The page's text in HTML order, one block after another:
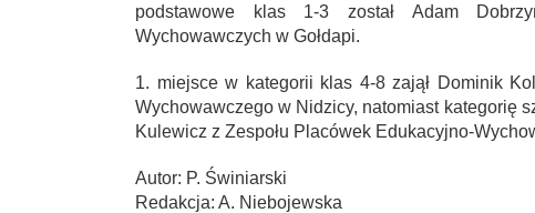
podstawowe klas 1-3 został Adam
Wychowawczych w Gołdapi.
1. miejsce w kategorii klas 4-8 zajął Dominik
Wychowawczego w Nidzicy, natomiast kategorię
Kulewicz z Zespołu Placówek Edukacyjno-
Autor: P. Świniarski
Redakcja: A. Niebojewska